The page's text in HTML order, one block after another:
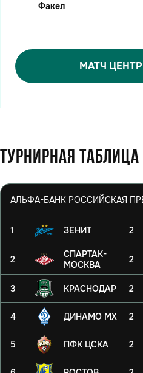
Факел
МАТЧ ЦЕНТР
Турнирная таблица
1 ЗЕНИТ 2
2
СПАРТАК-
МОСКВА
2
3 КРАСНОДАР 2
4 ДИНАМО МХ 2
5 ПФК ЦСКА 2